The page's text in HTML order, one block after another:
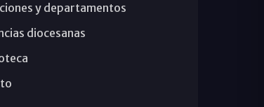
y departamentos
diocesanas